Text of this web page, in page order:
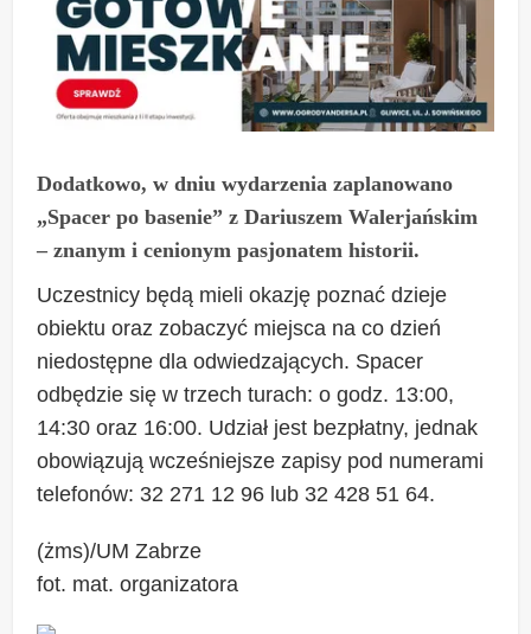
Dodatkowo, w dniu wydarzenia zaplanowano
„Spacer po basenie” z Dariuszem Walerjańskim
– znanym i cenionym pasjonatem historii.
Uczestnicy będą mieli okazję poznać dzieje
obiektu oraz zobaczyć miejsca na co dzień
niedostępne dla odwiedzających. Spacer
odbędzie się w trzech turach: o godz. 13:00,
14:30 oraz 16:00. Udział jest bezpłatny, jednak
obowiązują wcześniejsze zapisy pod numerami
telefonów: 32 271 12 96 lub 32 428 51 64.
(żms)/UM Zabrze
fot. mat. organizatora